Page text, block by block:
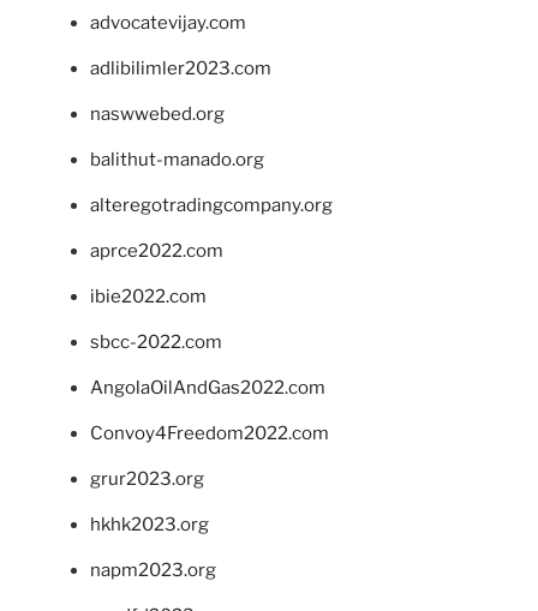
advocatevijay.com
adlibilimler2023.com
naswwebed.org
balithut-manado.org
alteregotradingcompany.org
aprce2022.com
ibie2022.com
sbcc-2022.com
AngolaOilAndGas2022.com
Convoy4Freedom2022.com
grur2023.org
hkhk2023.org
napm2023.org